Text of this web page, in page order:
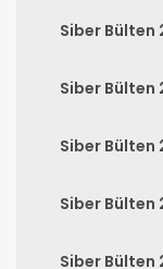
Siber Bülten
Siber Bülten
Siber Bülten
Siber Bülten
Siber Bülten